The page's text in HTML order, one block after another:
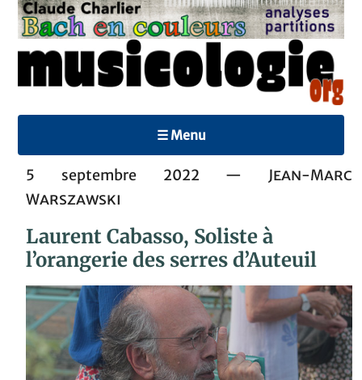
☰ Menu
5 septembre 2022 —
Jean-Marc
Warszawski
Laurent Cabasso, Soliste à
l’orangerie des serres d’Auteuil